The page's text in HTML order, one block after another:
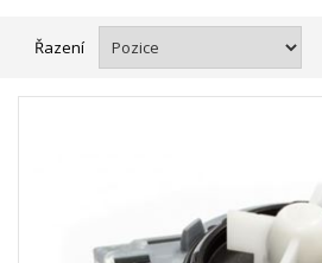
Řazení